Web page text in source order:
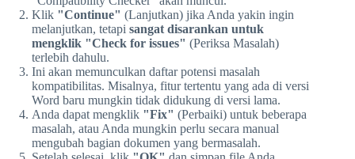
Klik "Continue" (Lanjutkan) jika Anda yakin ingin
melanjutkan, tetapi sangat disarankan untuk
mengklik "Check for issues" (Periksa Masalah)
terlebih dahulu.
Ini akan memunculkan daftar potensi masalah
kompatibilitas. Misalnya, fitur tertentu yang ada di versi
Word baru mungkin tidak didukung di versi lama.
Anda dapat mengklik "Fix" (Perbaiki) untuk beberapa
masalah, atau Anda mungkin perlu secara manual
mengubah bagian dokumen yang bermasalah.